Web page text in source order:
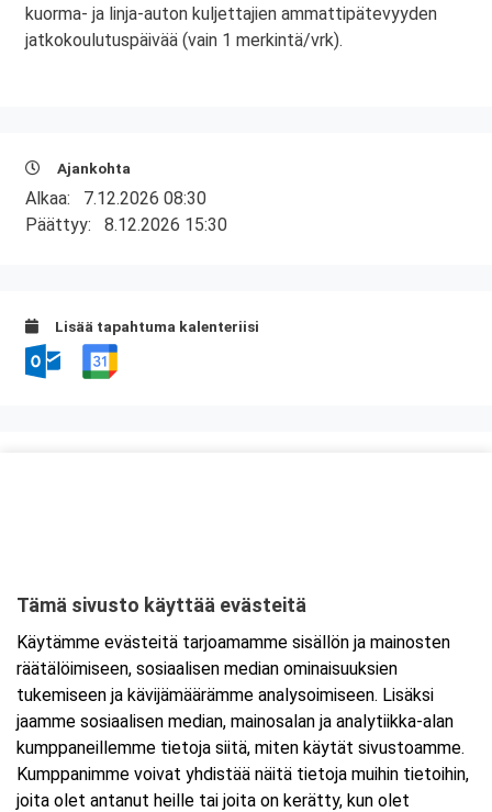
kuorma- ja linja-auton kuljettajien ammattipätevyyden
jatkokoulutuspäivää (vain 1 merkintä/vrk).
Ajankohta
Alkaa: 7.12.2026 08:30
Päättyy: 8.12.2026 15:30
Lisää tapahtuma kalenteriisi
Tarkempi kartta ja ajo-ohjeet
Tämä sivusto käyttää evästeitä
Käytämme evästeitä tarjoamamme sisällön ja mainosten
räätälöimiseen, sosiaalisen median ominaisuuksien
tukemiseen ja kävijämäärämme analysoimiseen. Lisäksi
jaamme sosiaalisen median, mainosalan ja analytiikka-alan
kumppaneillemme tietoja siitä, miten käytät sivustoamme.
Kumppanimme voivat yhdistää näitä tietoja muihin tietoihin,
joita olet antanut heille tai joita on kerätty, kun olet